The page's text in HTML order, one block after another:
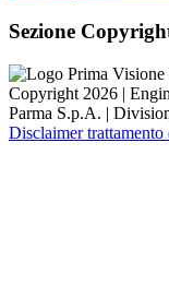
Sezione
Copyright 2026 |
Parma S.p.A. |
Disclaimer trattamento